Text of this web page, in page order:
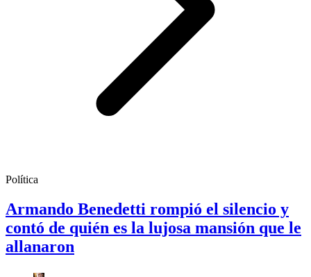
Política
Armando Benedetti rompió el silencio y
contó de quién es la lujosa mansión que le
allanaron